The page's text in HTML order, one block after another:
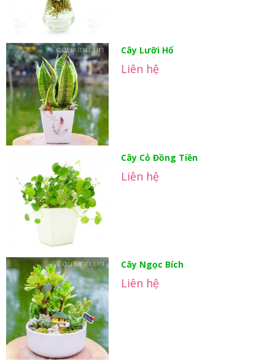
Cây Lưỡi Hổ
Liên hệ
Cây Cỏ Đồng Tiền
Liên hệ
Cây Ngọc Bích
Liên hệ